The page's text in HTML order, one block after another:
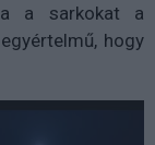
a sarkokat a
hogy